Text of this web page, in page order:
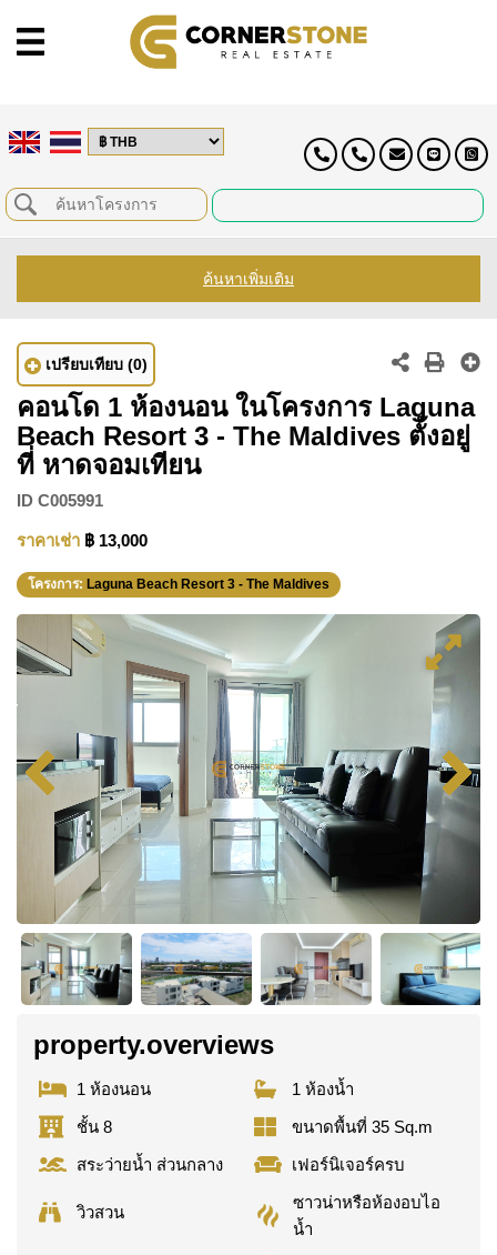
ค้นหาเพิ่มเติม
เปรียบเทียบ (0)
คอนโด 1 ห้องนอน ในโครงการ Laguna
Beach Resort 3 - The Maldives ตั้งอยู่
ที่ หาดจอมเทียน
ID C005991
ราคาเช่า ฿ 13,000
โครงการ: Laguna Beach Resort 3 - The Maldives
property.overviews
1 ห้องนอน
1 ห้องน้ำ
ชั้น 8
ขนาดพื้นที่ 35 Sq.m
สระว่ายน้ำ ส่วนกลาง
เฟอร์นิเจอร์ครบ
วิวสวน
ซาวน่าหรือห้องอบไอ
น้ำ